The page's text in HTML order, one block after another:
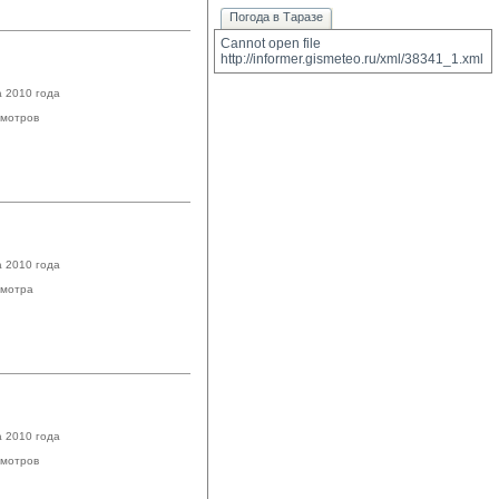
2010 года
2010 года
2010 года
Погода в Таразе
Cannot open file
http://informer.gismeteo.ru/xml/38341_1.xml